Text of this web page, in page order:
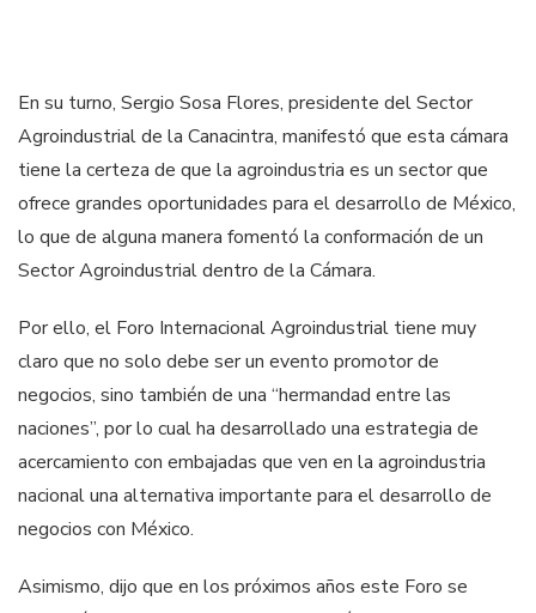
En su turno, Sergio Sosa Flores, presidente del Sector
Agroindustrial de la Canacintra, manifestó que esta cámara
tiene la certeza de que la agroindustria es un sector que
ofrece grandes oportunidades para el desarrollo de México,
lo que de alguna manera fomentó la conformación de un
Sector Agroindustrial dentro de la Cámara.
Por ello, el Foro Internacional Agroindustrial tiene muy
claro que no solo debe ser un evento promotor de
negocios, sino también de una “hermandad entre las
naciones”, por lo cual ha desarrollado una estrategia de
acercamiento con embajadas que ven en la agroindustria
nacional una alternativa importante para el desarrollo de
negocios con México.
Asimismo, dijo que en los próximos años este Foro se